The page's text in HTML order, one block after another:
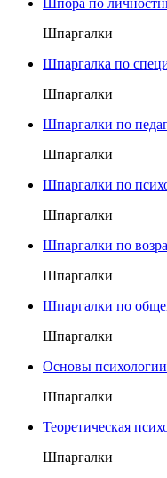
Шпаргалки
Шпаргалка по
Шпаргалки
Шпаргалки по
Шпаргалки
Шпаргалки по
Шпаргалки
Шпаргалки по
Шпаргалки
Шпаргалки по
Шпаргалки
Основы психологии
Шпаргалки
Теоретическая
Шпаргалки